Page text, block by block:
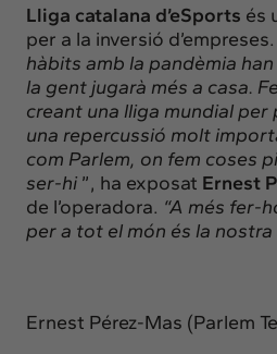
Lliga catalana d’eSports és
per a la inversió d’empreses.
hàbits amb la pandèmia
la gent jugarà més a casa.
creant una lliga mundial per
una repercussió molt
com Parlem, on fem coses
ser-hi ”, ha exposat Ernest
de l’operadora. “A més fer-
per a tot el món és la nostra
Ernest Pérez-Mas (Parlem